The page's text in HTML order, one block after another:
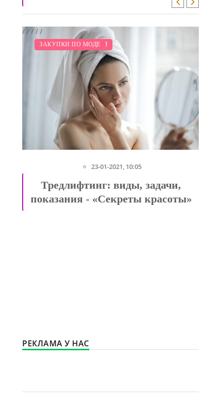
МОДНЫЕ ТЕНДЕНЦИИ
/
ПОКАЗЫ
/
КРАСОТА
/
СВАДЬБА
/
ДИЕТА
/
ЗАКУПКИ ПО МОДЕ
23-01-2021, 10:05
Тредлифтинг: виды, задачи,
показания - «Секреты красоты»
РЕКЛАМА У НАС